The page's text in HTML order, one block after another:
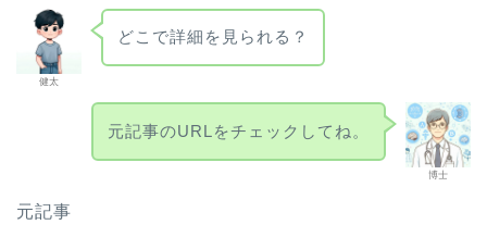
健太
どこで詳細を見られる？
博士
元記事のURLをチェックしてね。
元記事